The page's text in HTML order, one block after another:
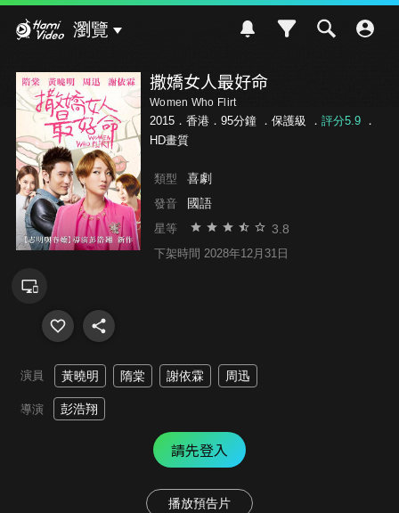
瀏覽
撒嬌女人最好命
Women Who Flirt
2015．香港．95分鐘 ． 保護級 ． 評分5.9．
HD畫質
類型 喜劇
發音 國語
星等 3.8
下架時間 2028年12月31日
演員 黃曉明 隋棠 謝依霖 周迅
導演 彭浩翔
請先登入
播放預告片